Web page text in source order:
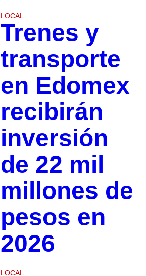
LOCAL
Trenes y
transporte
en Edomex
recibirán
inversión
de 22 mil
millones de
pesos en
2026
LOCAL